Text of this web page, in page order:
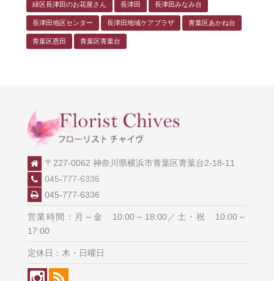
緑区長津田のお花屋さん 長津田 長津田みなみ台
長津田地区センター 長津田地域ケアプラザ 青葉区あかね台
青葉区恩田 青葉区青葉台
〒227-0062 神奈川県横浜市青葉区青葉台2-18-11
045-777-6336
045-777-6336
営業時間：月～金 10:00～18:00／土・祝 10:00～
17:00
定休日：木・日曜日